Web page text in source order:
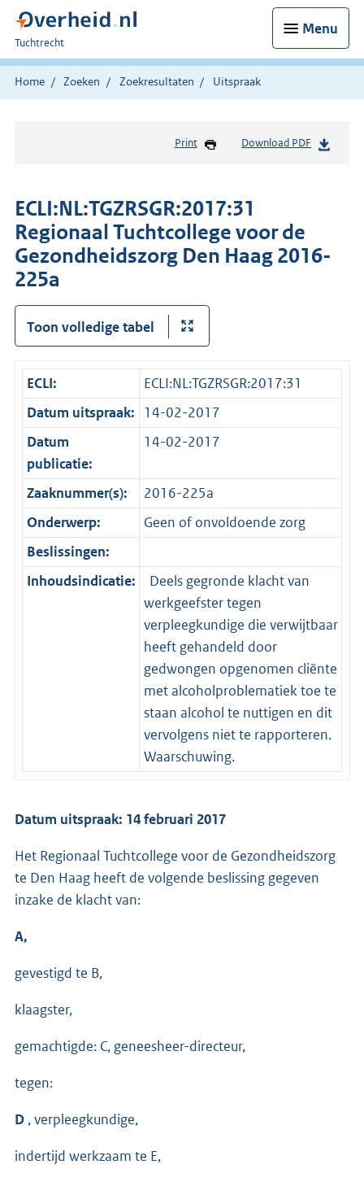
Menu
U
bent
hier:
Tuchtrecht
Home Zoeken Zoekresultaten Uitspraak
Print Download PDF
ECLI:NL:TGZRSGR:2017:31
Regionaal Tuchtcollege voor de
Gezondheidszorg Den Haag 2016-
225a
Toon volledige tabel
ECLI:
ECLI:NL:TGZRSGR:2017:31
Datum uitspraak:
14-02-2017
Datum
publicatie:
14-02-2017
Zaaknummer(s):
2016-225a
Onderwerp:
Geen of onvoldoende zorg
Beslissingen:
Inhoudsindicatie:
Deels gegronde klacht van
werkgeefster tegen
verpleegkundige die verwijtbaar
heeft gehandeld door
gedwongen opgenomen cliënte
met alcoholproblematiek toe te
staan alcohol te nuttigen en dit
vervolgens niet te rapporteren.
Waarschuwing.
Datum uitspraak: 14 februari 2017
Het Regionaal Tuchtcollege voor de Gezondheidszorg
te Den Haag heeft de volgende beslissing gegeven
inzake de klacht van:
A,
gevestigd te B,
klaagster,
gemachtigde: C, geneesheer-directeur,
tegen:
D , verpleegkundige,
indertijd werkzaam te E,